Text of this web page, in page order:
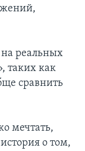
реальных
таких как
сравнить
мечтать,
о том,